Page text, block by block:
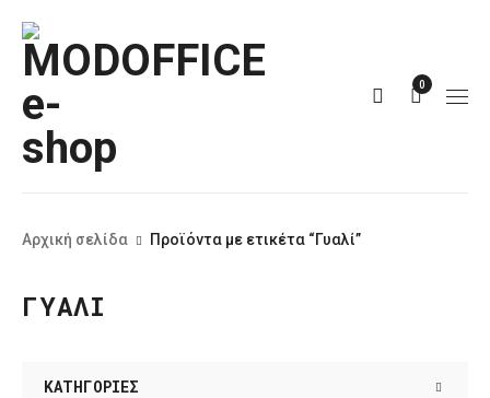
0
Αρχική σελίδα Προϊόντα με ετικέτα “Γυαλί”
ΓΥΑΛΊ
ΚΑΤΗΓΟΡΊΕΣ